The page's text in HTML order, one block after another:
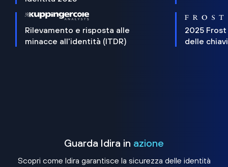
Rilevamento e risposta alle
minacce all'identità (ITDR)
2025 Frost
delle
Guarda Idira in azione
Scopri come Idira garantisce la sicurezza delle identità